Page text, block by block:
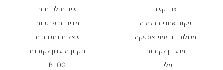
צרו קשר
שירות לקוחות
עקוב אחרי ההזמנה
מדיניות פרטיות
משלוחים וזמני אספקה
שאלות ותשובות
מועדון לקוחות
תקנון מועדון לקוחות
עלינו
BLOG